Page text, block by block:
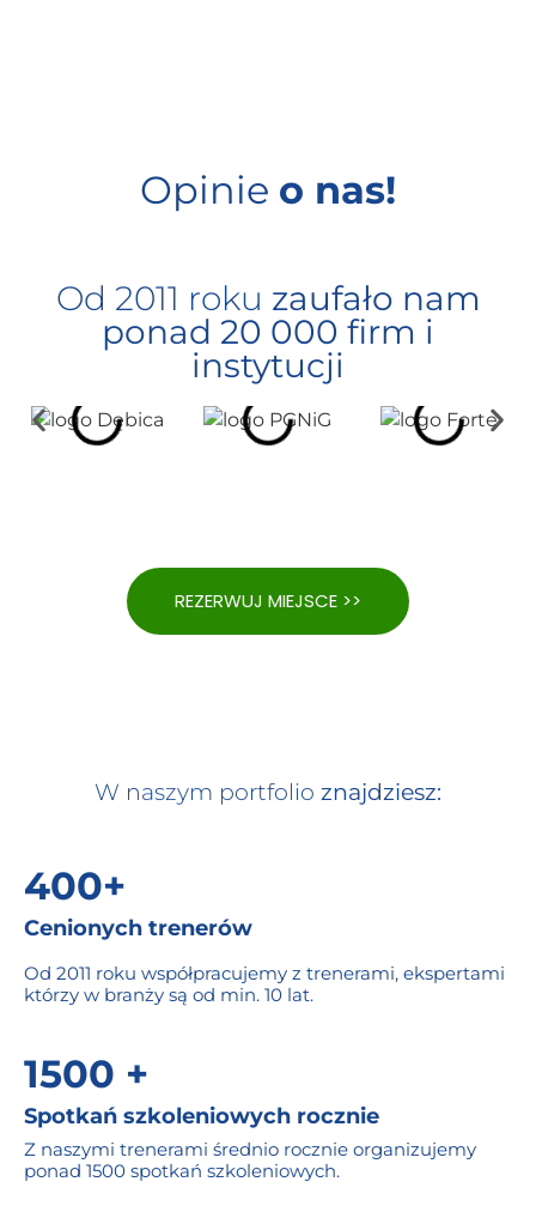
Opinie o nas!
Od 2011 roku zaufało nam
ponad 20 000 firm i
instytucji
REZERWUJ MIEJSCE >>
W naszym portfolio znajdziesz:
400+
Cenionych trenerów
Od 2011 roku współpracujemy z trenerami, ekspertami
którzy w branży są od min. 10 lat.
1500 +
Spotkań szkoleniowych rocznie
Z naszymi trenerami średnio rocznie organizujemy
ponad 1500 spotkań szkoleniowych.